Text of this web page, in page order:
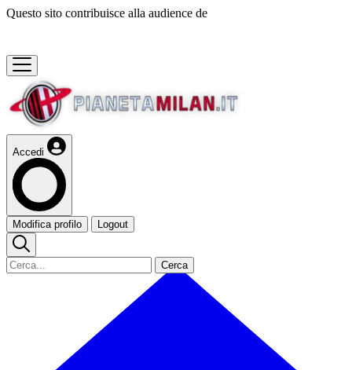
Questo sito contribuisce alla audience de
Accedi
Modifica profilo Logout
Cerca